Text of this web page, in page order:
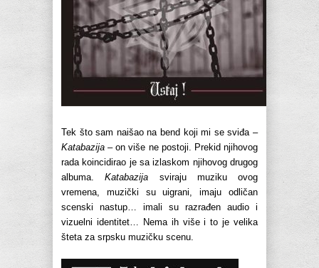
Tek što sam naišao na bend koji mi se sviđa –
Katabazija – on više ne postoji. Prekid njihovog
rada koincidirao je sa izlaskom njihovog drugog
albuma.Katabazija sviraju muziku ovog
vremena, muzički su uigrani, imaju odličan
scenski nastup… imali su razrađen audio i
vizuelni identitet… Nema ih više i to je velika
šteta za srpsku muzičku scenu.